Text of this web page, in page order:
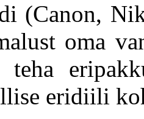
(Canon,
oma
teha
eridiili